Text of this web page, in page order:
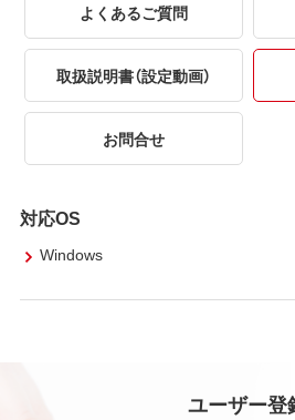
よくあるご質問
取扱説明書（設定動画）
お問合せ
対応OS
Windows
ユーザー登